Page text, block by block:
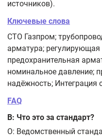
источников).
Ключевые слова
СТО Газпром;
арматура; регулирующая
предохранительная
номинальное давление;
надёжность;
FAQ
В: Что это за стандарт?
О: Ведомственный